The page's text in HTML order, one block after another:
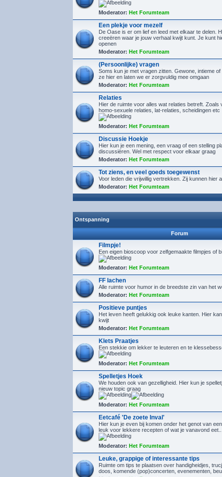
Moderator: Het Forumteam
Een plekje voor mezelf
De Oase is er om lief en leed met elkaar te delen.
creeëren waar je jouw verhaal kwijt kunt. Je kunt
openen
Moderator: Het Forumteam
(Persoonlijke) vragen
Soms kun je met vragen zitten. Gewone, intieme
ze hier en laten we er zorgvuldig mee omgaan
Moderator: Het Forumteam
Relaties
Hier de ruimte voor alles wat relaties betreft. Zoals
homo-sexuele relaties, lat-relaties, scheidingen etc
Moderator: Het Forumteam
Discussie Hoekje
Hier kun je een mening, een vraag of een stelling
discussiëren. Wel met respect voor elkaar graag
Moderator: Het Forumteam
Tot ziens, en veel goeds toegewenst
Voor leden die vrijwillig vertrekken. Zij kunnen hier
Moderator: Het Forumteam
Ontspanning
Forum
Filmpje!
Een eigen bioscoop voor zelfgemaakte filmpjes of
Moderator: Het Forumteam
FF lachen
Alle ruimte voor humor in de breedste zin van het
Moderator: Het Forumteam
Positieve puntjes
Het leven heeft gelukkig ook leuke kanten. Hier
kwijt
Moderator: Het Forumteam
Klets Praatjes
Een stekkie om lekker te leuteren en te
Moderator: Het Forumteam
Spelletjes Hoek
We houden ook van gezelligheid. Hier kun je
nieuw topic graag
Moderator: Het Forumteam
Eetcafé 'De zoete Inval'
Hier kun je even bij komen onder het genot van
leuk voor lekkere recepten of wat je vanavond
Moderator: Het Forumteam
Leuke, grappige of interessante tips
Ruimte om tips te plaatsen over handigheidjes,
doos, komende (pop)concerten, evenementen,